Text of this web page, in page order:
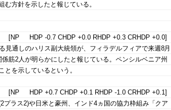
方針を示したと報じている。
[NP HDP -0.7 CHDP +0.0 RHDP +0.3 CRHDP +0.0]
見通しのハリス副大統領が、フィラデルフィアで来週8月
筋2人が明らかにしたと報じている。ペンシルベニア州
を示しているという。
[NP HDP +0.7 CHDP +0.1 RHDP -1.0 CRHDP +0.1]
ラス2)や日米と豪州、インド4ヵ国の協力枠組み「クア